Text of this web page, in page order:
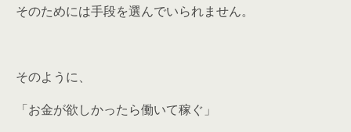
そのためには手段を選んでいられません。
そのように、
「お金が欲しかったら働いて稼ぐ」